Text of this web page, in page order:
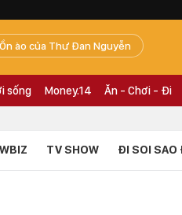
Ồn ào của Thư Đan Nguyễn
sống Money.14 Ăn - Chơi - Đi
TV SHOW ĐI SOI SAO